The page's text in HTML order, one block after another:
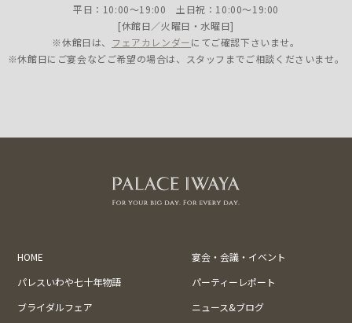
平日：10:00〜19:00 土日祝：10:00〜19:00
[休館日／火曜日・水曜日]
※休館日は、 フェアカレンダーにてご確認下さいませ。
※休館日にご宴会などご希望の場合は、スタッフまでご相談くださいませ。
HOME
宴会・会議・イベント
パレスいわや七十年物語
パーティーレポート
ブライダルフェア
ニュース&ブログ